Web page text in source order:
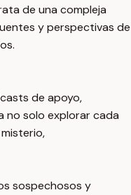
de una compleja
y perspectivas de
de apoyo,
no solo explorar cada
sospechosos y